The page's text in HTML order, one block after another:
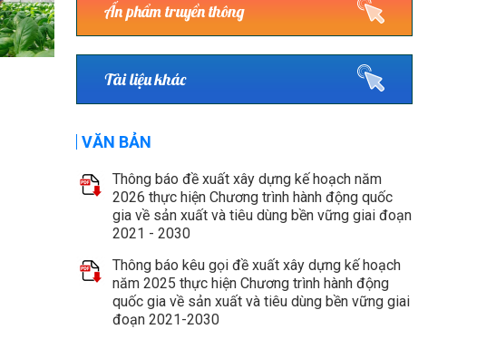
Ấn phẩm truyền thông
Tài liệu khác
VĂN BẢN
Thông báo đề xuất xây dựng kế hoạch năm
2026 thực hiện Chương trình hành động quốc
gia về sản xuất và tiêu dùng bền vững giai đoạn
2021 - 2030
Thông báo kêu gọi đề xuất xây dựng kế hoạch
năm 2025 thực hiện Chương trình hành động
quốc gia về sản xuất và tiêu dùng bền vững giai
đoạn 2021-2030